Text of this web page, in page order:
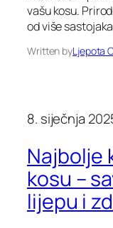
vašu kosu.
od više
Written byLjepota
8. siječnja
Najbolje
kosu –
lijepu i